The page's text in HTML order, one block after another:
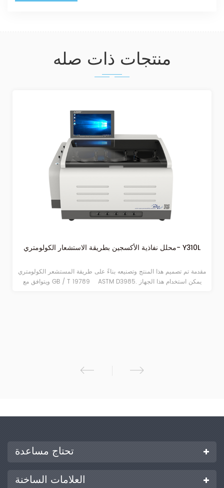
منتجات ذات صله
محلل نفاذية الأكسجين بطريقة الاستشعار الكولومتري- Y310L
مقدمة تم تصميم هذا المنتج وتصنيعه بناءً على طريقة المستشعر الكولومتري
ويتوافق مع GB / T 19789 ASTM D3985. يمكن استخدام هذا الجهاز
تحتاج مساعدة
العلامات الساخنة